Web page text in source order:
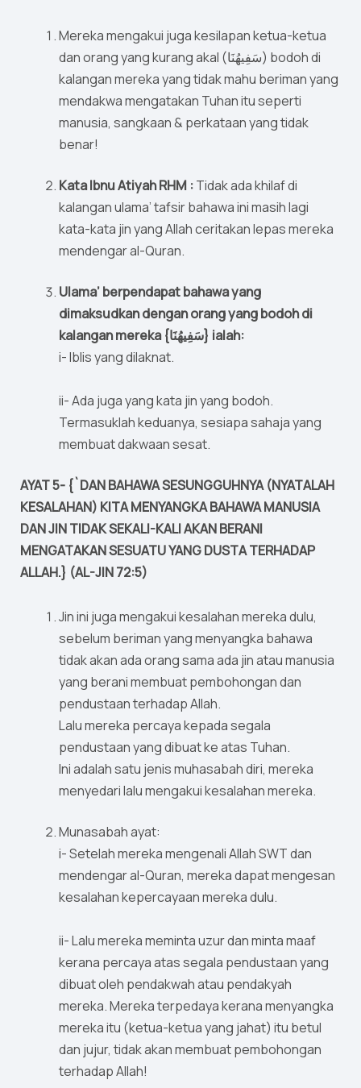
Mereka mengakui juga kesilapan ketua-ketua
dan orang yang kurang akal (سَفِيهُنَا) bodoh di
kalangan mereka yang tidak mahu beriman yang
mendakwa mengatakan Tuhan itu seperti
manusia, sangkaan & perkataan yang tidak
benar!
Kata Ibnu Atiyah RHM :Tidak ada khilaf di
kalangan ulama’ tafsir bahawa ini masih lagi
kata-kata jin yang Allah ceritakan lepas mereka
mendengar al-Quran.
Ulama’ berpendapat bahawa yang
dimaksudkan dengan orang yang bodoh di
kalangan mereka {سَفِيهُنَا} ialah:
i- Iblis yang dilaknat.
ii- Ada juga yang kata jin yang bodoh.
Termasuklah keduanya, sesiapa sahaja yang
membuat dakwaan sesat.
AYAT 5- {`DAN BAHAWA SESUNGGUHNYA (NYATALAH
KESALAHAN) KITA MENYANGKA BAHAWA MANUSIA
DAN JIN TIDAK SEKALI-KALI AKAN BERANI
MENGATAKAN SESUATU YANG DUSTA TERHADAP
ALLAH.} (AL-JIN 72:5)
Jin ini juga mengakui kesalahan mereka dulu,
sebelum beriman yang menyangka bahawa
tidak akan ada orang sama ada jin atau manusia
yang berani membuat pembohongan dan
pendustaan terhadap Allah.
Lalu mereka percaya kepada segala
pendustaan yang dibuat ke atas Tuhan.
Ini adalah satu jenis muhasabah diri, mereka
menyedari lalu mengakui kesalahan mereka.
Munasabah ayat:
i- Setelah mereka mengenali Allah SWT dan
mendengar al-Quran, mereka dapat mengesan
kesalahan kepercayaan mereka dulu.
ii- Lalu mereka meminta uzur dan minta maaf
kerana percaya atas segala pendustaan yang
dibuat oleh pendakwah atau pendakyah
mereka. Mereka terpedaya kerana menyangka
mereka itu (ketua-ketua yang jahat) itu betul
dan jujur, tidak akan membuat pembohongan
terhadap Allah!